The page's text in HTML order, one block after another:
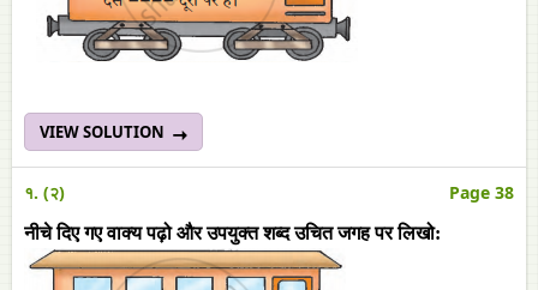
VIEW SOLUTION
१. (२) Page 38
नीचे दिए गए वाक्य पढ़ो और उपयुक्त शब्द उचित जगह पर लिखो: